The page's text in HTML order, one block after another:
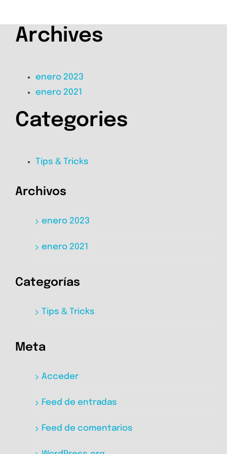
Archives
enero 2023
enero 2021
Categories
Tips & Tricks
Archivos
enero 2023
enero 2021
Categorías
Tips & Tricks
Meta
Acceder
Feed de entradas
Feed de comentarios